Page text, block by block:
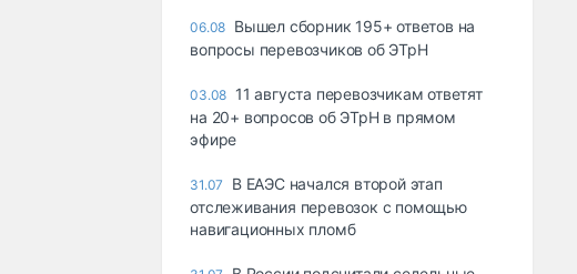
06.08 Вышел сборник 195+ ответов на
вопросы перевозчиков об ЭТрН
03.08 11 августа перевозчикам ответят
на 20+ вопросов об ЭТрН в прямом
эфире
31.07
В ЕАЭС начался второй этап
отслеживания перевозок с помощью
навигационных пломб